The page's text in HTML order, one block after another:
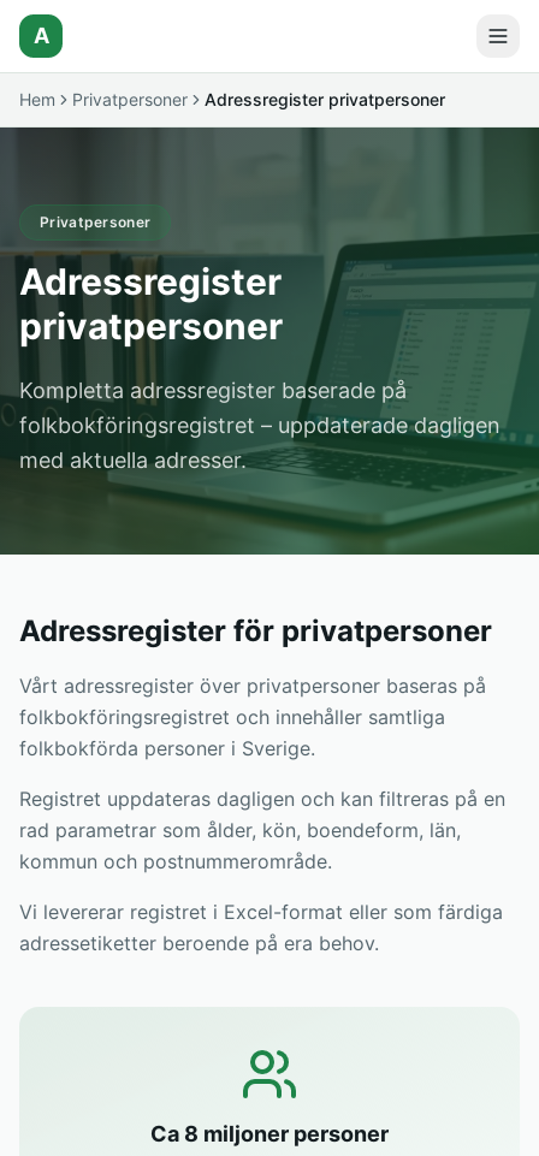
A
Hem Privatpersoner Adressregister privatpersoner
Privatpersoner
Adressregister
privatpersoner
Kompletta adressregister baserade på
folkbokföringsregistret – uppdaterade dagligen
med aktuella adresser.
Adressregister för privatpersoner
Vårt adressregister över privatpersoner baseras på
folkbokföringsregistret och innehåller samtliga
folkbokförda personer i Sverige.
Registret uppdateras dagligen och kan filtreras på en
rad parametrar som ålder, kön, boendeform, län,
kommun och postnummerområde.
Vi levererar registret i Excel-format eller som färdiga
adressetiketter beroende på era behov.
Ca 8 miljoner personer